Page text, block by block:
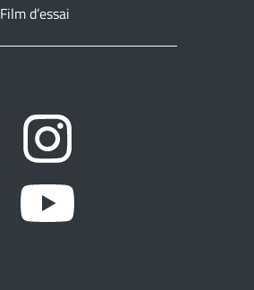
Film d’essai
Facebook
Twitter